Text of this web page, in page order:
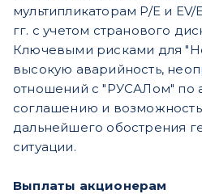
мультипликаторам P/E и
гг. с учетом странового
Ключевыми рисками для
высокую аварийность,
отношений с "РУСАЛом" по
соглашению и возможность
дальнейшего обострения
ситуации.
Выплаты акционерам